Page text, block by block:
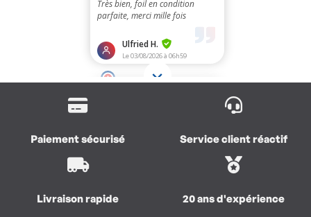
Paiement sécurisé Service client réactif
Livraison rapide 20 ans d'expérience